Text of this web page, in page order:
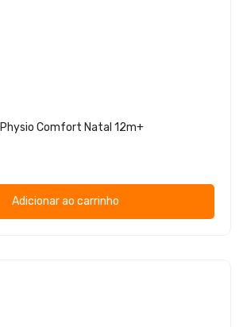
Comfort Natal 12m+
Adicionar ao carrinho